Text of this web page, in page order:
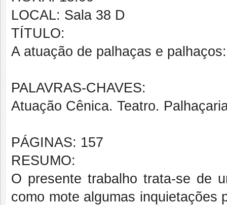
LOCAL: Sala 38 D
TÍTULO:
A atuação de palhaças e
PALAVRAS-CHAVES:
Atuação Cênica. Teatro.
PÁGINAS: 157
RESUMO:
O presente trabalho trata-se de
como mote algumas inquietações